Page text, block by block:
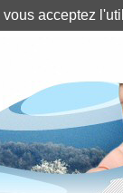
vous acceptez